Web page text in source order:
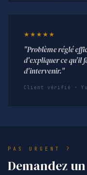
★★★★★
"Problème réglé
d'expliquer ce qu'il
d'intervenir."
Client vérifié ·
PAS URGENT ?
Demandez